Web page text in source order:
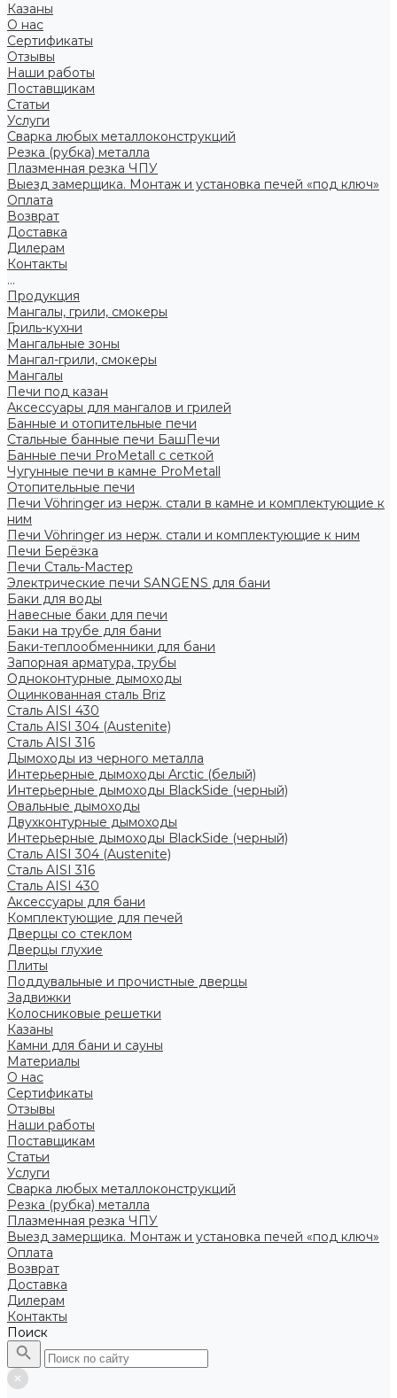
Казаны
О нас
Сертификаты
Отзывы
Наши работы
Поставщикам
Статьи
Услуги
Сварка любых металлоконструкций
Резка (рубка) металла
Плазменная резка ЧПУ
Выезд замерщика. Монтаж и установка печей «под ключ»
Оплата
Возврат
Доставка
Дилерам
Контакты
...
Продукция
Мангалы, грили, смокеры
Гриль-кухни
Мангальные зоны
Мангал-грили, смокеры
Мангалы
Печи под казан
Аксессуары для мангалов и грилей
Банные и отопительные печи
Стальные банные печи БашПечи
Банные печи ProMetall с сеткой
Чугунные печи в камне ProMetall
Отопительные печи
Печи Vöhringer из нерж. стали в камне и комплектующие к
ним
Печи Vöhringer из нерж. стали и комплектующие к ним
Печи Берёзка
Печи Сталь-Мастер
Электрические печи SANGENS для бани
Баки для воды
Навесные баки для печи
Баки на трубе для бани
Баки-теплообменники для бани
Запорная арматура, трубы
Одноконтурные дымоходы
Оцинкованная сталь Briz
Сталь AISI 430
Сталь AISI 304 (Austenite)
Сталь AISI 316
Дымоходы из черного металла
Интерьерные дымоходы Arctic (белый)
Интерьерные дымоходы BlackSide (черный)
Овальные дымоходы
Двухконтурные дымоходы
Интерьерные дымоходы BlackSide (черный)
Сталь AISI 304 (Austenite)
Сталь AISI 316
Сталь AISI 430
Аксессуары для бани
Комплектующие для печей
Дверцы со стеклом
Дверцы глухие
Плиты
Поддувальные и прочистные дверцы
Задвижки
Колосниковые решетки
Казаны
Камни для бани и сауны
Материалы
О нас
Сертификаты
Отзывы
Наши работы
Поставщикам
Статьи
Услуги
Сварка любых металлоконструкций
Резка (рубка) металла
Плазменная резка ЧПУ
Выезд замерщика. Монтаж и установка печей «под ключ»
Оплата
Возврат
Доставка
Дилерам
Контакты
Поиск